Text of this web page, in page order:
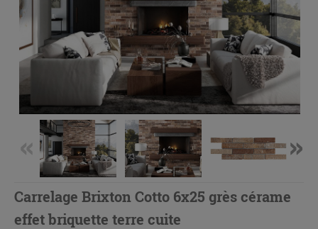
Carrelage Brixton Cotto 6x25 grès cérame
effet briquette terre cuite